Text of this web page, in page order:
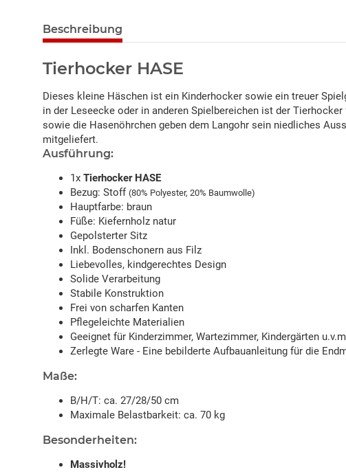
Beschreibung
Tierhocker HASE
Dieses kleine Häschen ist ein Kinderhocker sowie ein treuer
in der Leseecke oder in anderen Spielbereichen ist der
sowie die Hasenöhrchen geben dem Langohr sein niedliches
mitgeliefert.
Ausführung:
1x Tierhocker HASE
Bezug: Stoff (80% Polyester, 20% Baumwolle)
Hauptfarbe: braun
Füße: Kiefernholz natur
Gepolsterter Sitz
Inkl. Bodenschonern aus Filz
Liebevolles, kindgerechtes Design
Solide Verarbeitung
Stabile Konstruktion
Frei von scharfen Kanten
Pflegeleichte Materialien
Geeignet für Kinderzimmer, Wartezimmer, Kindergärten
Zerlegte Ware - Eine bebilderte Aufbauanleitung für die
Maße:
B/H/T: ca. 27/28/50 cm
Maximale Belastbarkeit: ca. 70 kg
Besonderheiten:
Massivholz!